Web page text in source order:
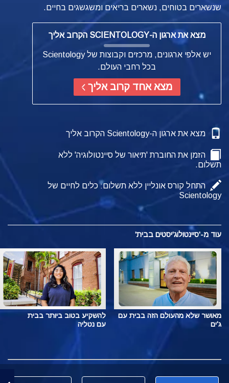
שנשארים בטוחים, נשארים בריאים ומשגשגים בחיים.
מצא את ארגון ה-SCIENTOLOGY הקרוב אליך
יש אלפי ארגונים, מרכזים וקבוצות של Scientology
בכל רחבי העולם.
מצא אחד קרוב אליך
מצא את ארגון ה-Scientology הקרוב אליך
הזמן את החוברת 'תיאור של סיינטולוגיה' ללא
תשלום.
התחל קורס אונליין ללא תשלום: כלים לחיים של
Scientology
עוד מ-'סיינטולוג'יסטים בבית'
מאושר שלא מהעולם הזה בבית עם
ג'ים
להשקיע בטוב ביותר בבית
עם נטליה